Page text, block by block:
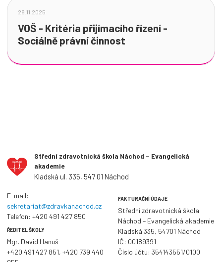
28.11.2025
VOŠ - Kritéria přijímacího řízení -
Sociálně právní činnost
Střední zdravotnická škola Náchod – Evangelická
akademie
Kladská ul. 335, 547 01 Náchod
E-mail:
sekretariat@zdravkanachod.cz
Telefon: +420 491 427 850
ŘEDITEL ŠKOLY
Mgr. David Hanuš
+420 491 427 851, +420 739 440
FAKTURAČNÍ ÚDAJE
Střední zdravotnická škola
Náchod – Evangelická akademie
Kladská 335, 54701 Náchod
IČ: 00189391
Číslo účtu: 354143551/0100